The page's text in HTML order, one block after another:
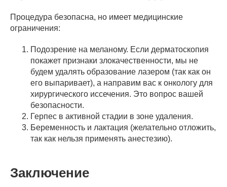
Процедура безопасна, но имеет медицинские
ограничения:
Подозрение на меланому. Если дерматоскопия
покажет признаки злокачественности, мы не
будем удалять образование лазером (так как он
его выпаривает), а направим вас к онкологу для
хирургического иссечения. Это вопрос вашей
безопасности.
Герпес в активной стадии в зоне удаления.
Беременность и лактация (желательно отложить,
так как нельзя применять анестезию).
Заключение